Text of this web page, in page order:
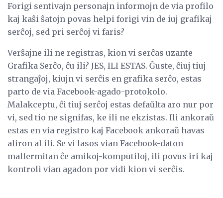
Forigi sentivajn personajn informojn de via profilo
kaj kaŝi ŝatojn povas helpi forigi vin de iuj grafikaj
serĉoj, sed pri serĉoj vi faris?
Verŝajne ili ne registras, kion vi serĉas uzante
Grafika Serĉo, ĉu ili? JES, ILI ESTAS. Ĝuste, ĉiuj tiuj
strangaĵoj, kiujn vi serĉis en grafika serĉo, estas
parto de via Facebook-agado-protokolo.
Malakceptu, ĉi tiuj serĉoj estas defaŭlta aro nur por
vi, sed tio ne signifas, ke ili ne ekzistas. Ili ankoraŭ
estas en via registro kaj Facebook ankoraŭ havas
aliron al ili. Se vi lasos vian Facebook-daton
malfermitan ĉe amikoj-komputiloj, ili povus iri kaj
kontroli vian agadon por vidi kion vi serĉis.